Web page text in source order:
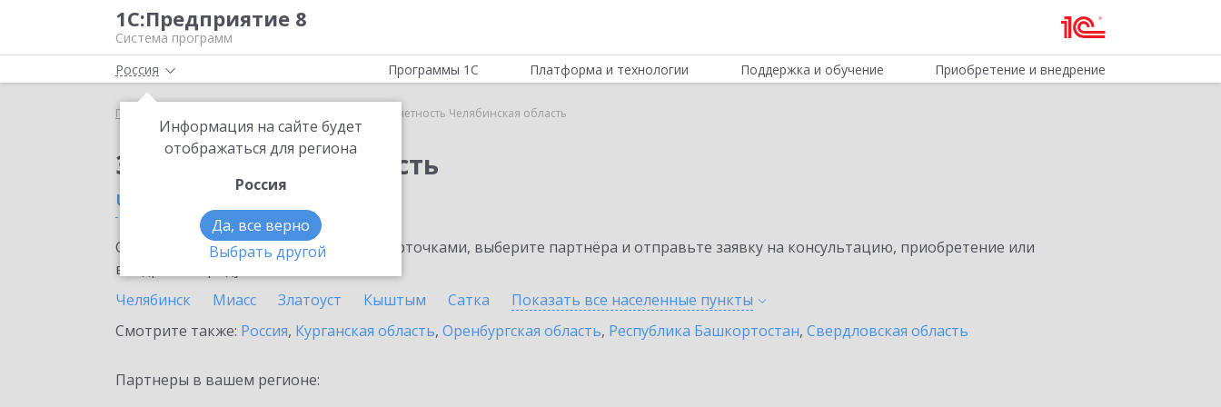
1С:Предприятие 8
Система программ
Россия
Информация на сайте будет
отображаться для региона
Россия
Да, все верно
Выбрать другой
Программы 1С Платформа и технологии Поддержка и обучение Приобретение и внедрение
Главная 1С-Отчетность Челябинская область
Заказать 1С-Отчетность
Челябинская область
Ознакомьтесь с информационными карточками, выберите партнёра и отправьте заявку на консультацию, приобретение или
внедрение продукта.
Челябинск
Миасс Златоуст Кыштым Сатка Показать все населенные пункты
Смотрите также: Россия, Курганская область, Оренбургская область, Республика Башкортостан, Свердловская область
Партнеры в вашем регионе: